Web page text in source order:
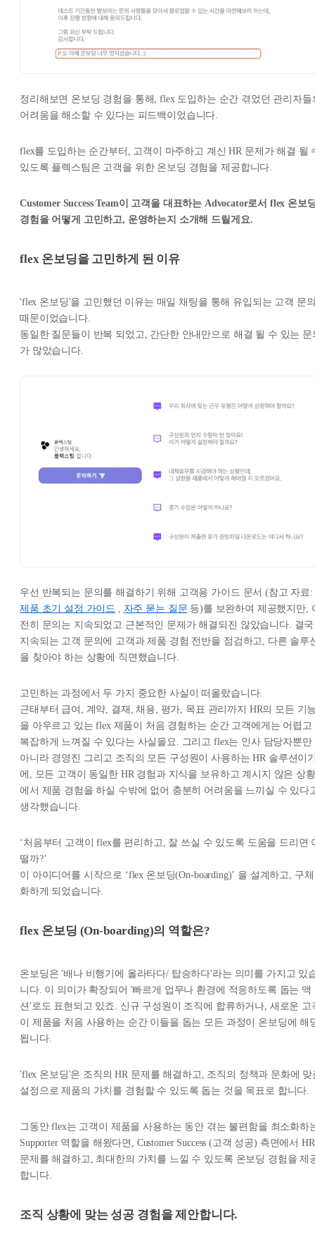
정리해보면 온보딩 경험을 통해, flex 도입하는 순간 겪었던 관리자들
어려움을 해소할 수 있다는 피드백이었습니다.
flex를 도입하는 순간부터, 고객이 마주하고 계신 HR 문제가 해결 될
있도록 플렉스팀은 고객을 위한 온보딩 경험을 제공합니다.
Customer Success Team이 고객을 대표하는 Advocator로서 flex 온보
경험을 어떻게 고민하고, 운영하는지 소개해 드릴게요.
flex 온보딩을 고민하게 된 이유
'flex 온보딩'을 고민했던 이유는 매일 채팅을 통해 유입되는 고객 문
때문이었습니다.
동일한 질문들이 반복 되었고, 간단한 안내만으로 해결 될 수 있는 문
가 많았습니다.
우선 반복되는 문의를 해결하기 위해 고객용 가이드 문서 (참고 자료:
제품 초기 설정 가이드 , 자주 묻는 질문 등)를 보완하여 제공했지만,
전히 문의는 지속되었고 근본적인 문제가 해결되진 않았습니다. 결국
지속되는 고객 문의에 고객과 제품 경험 전반을 점검하고, 다른 솔루
을 찾아야 하는 상황에 직면했습니다.
고민하는 과정에서 두 가지 중요한 사실이 떠올랐습니다.
근태부터 급여, 계약, 결재, 채용, 평가, 목표 관리까지 HR의 모든 기
을 아우르고 있는 flex 제품이 처음 경험하는 순간 고객에게는 어렵고
복잡하게 느껴질 수 있다는 사실을요. 그리고 flex는 인사 담당자뿐만
아니라 경영진 그리고 조직의 모든 구성원이 사용하는 HR 솔루션이
에, 모든 고객이 동일한 HR 경험과 지식을 보유하고 계시지 않은 상황
에서 제품 경험을 하실 수밖에 없어 충분히 어려움을 느끼실 수 있다
생각했습니다.
‘처음부터 고객이 flex를 편리하고, 잘 쓰실 수 있도록 도움을 드리면
떨까?’
이 아이디어를 시작으로 ‘flex 온보딩(On-boarding)’ 을 설계하고, 구체
화하게 되었습니다.
flex 온보딩 (On-boarding)의 역할은?
온보딩은 '배나 비행기에 올라타다/ 탑승하다'라는 의미를 가지고 있
니다. 이 의미가 확장되어 '빠르게 업무나 환경에 적응하도록 돕는 액
션'로도 표현되고 있죠. 신규 구성원이 조직에 합류하거나, 새로운 고
이 제품을 처음 사용하는 순간 이들을 돕는 모든 과정이 온보딩에 해
됩니다.
'flex 온보딩'은 조직의 HR 문제를 해결하고, 조직의 정책과 문화에 맞
설정으로 제품의 가치를 경험할 수 있도록 돕는 것을 목표로 합니다.
그동안 flex는 고객이 제품을 사용하는 동안 겪는 불편함을 최소화하
Supporter 역할을 해왔다면, Customer Success (고객 성공) 측면에서 HR
문제를 해결하고, 최대한의 가치를 느낄 수 있도록 온보딩 경험을 제
합니다.
조직 상황에 맞는 성공 경험을 제안합니다.